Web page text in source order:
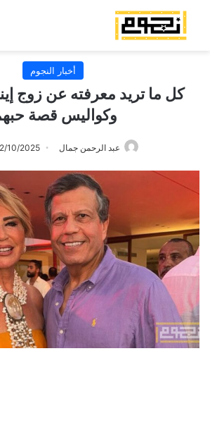
أخبار النجوم
كل ما تريد معرفته عن زوج
وكواليس قصة
عبد الرحمن جمال 10/2025